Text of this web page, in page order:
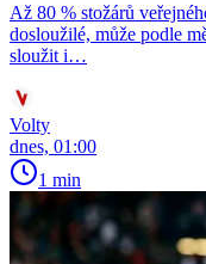
Až 80 % stožárů
dosloužilé, může podle
sloužit i…
Volty
dnes, 01:00
1 min